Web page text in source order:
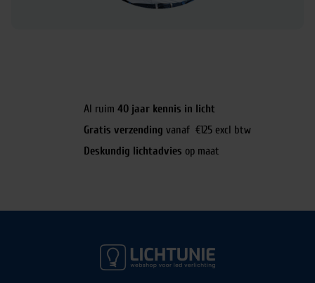
Al ruim 40 jaar kennis in licht
Gratis verzending vanaf €125 excl btw
Deskundig lichtadvies op maat